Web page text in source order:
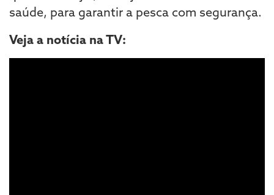
saúde, para garantir a pesca com segurança.
Veja a notícia na TV: